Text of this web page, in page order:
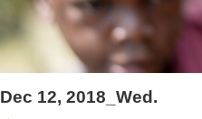
Dec 12, 2018_Wed.